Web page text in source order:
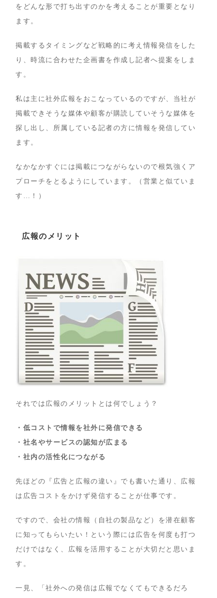
をどんな形で打ち出すのかを考えることが重要となり
ます。
掲載するタイミングなど戦略的に考え情報発信をした
り、時流に合わせた企画書を作成し記者へ提案をしま
す。
私は主に社外広報をおこなっているのですが、当社が
掲載できそうな媒体や顧客が購読していそうな媒体を
探し出し、所属している記者の方に情報を発信してい
ます。
なかなかすぐには掲載につながらないので根気強くア
プローチをとるようにしています。（営業と似ていま
す…！）
広報のメリット
それでは広報のメリットとは何でしょう？
・低コストで情報を社外に発信できる
・社名やサービスの認知が広まる
・社内の活性化につながる
先ほどの『広告と広報の違い』でも書いた通り、広報
は広告コストをかけず発信することが仕事です。
ですので、会社の情報（自社の製品など）を潜在顧客
に知ってもらいたい！という際には広告を何度も打つ
だけではなく、広報を活用することが大切だと思いま
す。
一見、「社外への発信は広報でなくてもできるだろ